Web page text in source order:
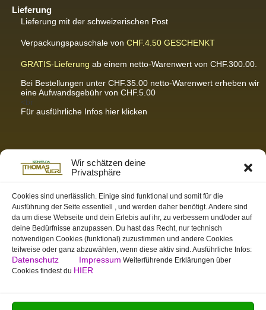
Wir schätzen deine
Privatsphäre
Cookies sind unerlässlich. Einige sind funktional und somit für die
Ausführung der Seite essentiell , und werden daher benötigt. Andere sind
da um diese Webseite und dein Erlebis auf ihr, zu verbessern und/oder auf
deine Bedürfnisse anzupassen. Du hast das Recht, nur technisch
notwendigen Cookies (funktional) zuzustimmen und andere Cookies
teilweise oder ganz abzuwählen, wenn diese aktiv sind. Ausführliche Infos:
Datenschutz Impressum Weiterführende Erklärungen über
Cookies findest du HIER
Lieferung
Lieferung mit der schweizerischen Post
Verpackungspauschale von CHF.4.50 GESCHENKT
GRATIS-Lieferung ab einem netto-Warenwert von CHF.300.00.
Bei Bestellungen unter CHF.35.00 netto-Warenwert erheben wir
eine Aufwandsgebühr von CHF.5.00
<br
Für ausführliche Infos hier klicken
Partnerseiten / Empfehlungen
K-Wellness – Karin Meier
S&S Informatik GmbH
Ihr Partner für zukunftsorientierte Informatik
Swiss-skymodel
opens your eyes
St. Gallen Info
tmas.ch